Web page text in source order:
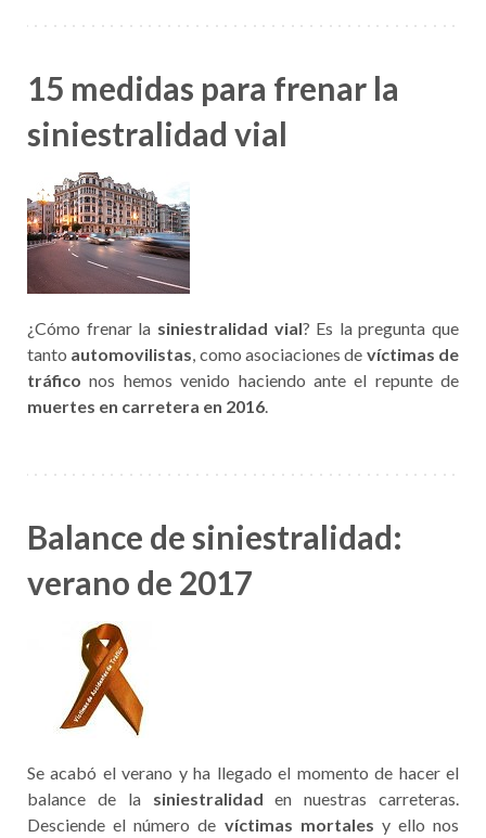
15 medidas para frenar la
siniestralidad vial
¿Cómo frenar la siniestralidad vial? Es la pregunta que
tanto automovilistas, como asociaciones de víctimas de
tráfico nos hemos venido haciendo ante el repunte de
muertes en carretera en 2016.
Balance de siniestralidad:
verano de 2017
Se acabó el verano y ha llegado el momento de hacer el
balance de la siniestralidad en nuestras carreteras.
Desciende el número de víctimas mortales y ello nos